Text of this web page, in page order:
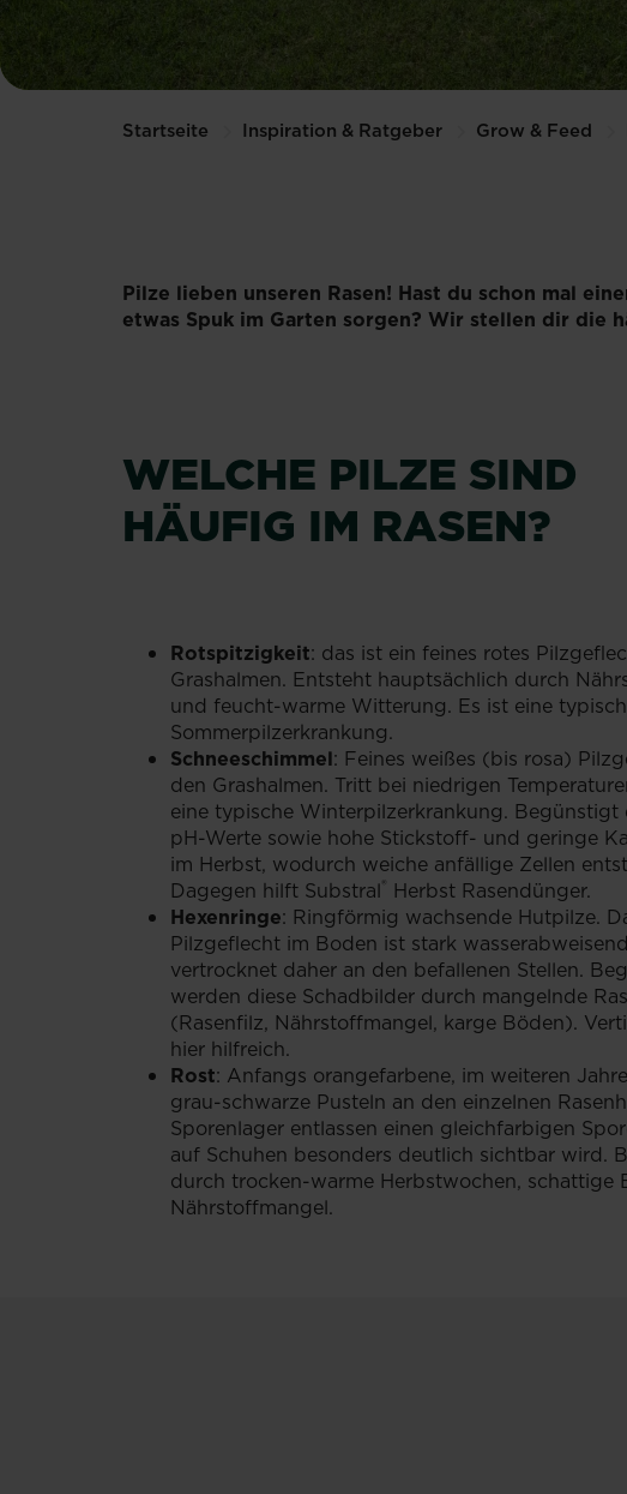
Startseite Inspiration & Ratgeber Grow & Feed
Pilze lieben unseren Rasen! Hast du schon mal
etwas Spuk im Garten sorgen? Wir stellen dir die
WELCHE PILZE SIND
HÄUFIG IM RASEN?
Rotspitzigkeit: das ist ein feines rotes
Grashalmen. Entsteht hauptsächlich durch
und feucht-warme Witterung. Es ist eine
Sommerpilzerkrankung.
Schneeschimmel: Feines weißes (bis rosa)
den Grashalmen. Tritt bei niedrigen
eine typische Winterpilzerkrankung. Begünstigt
pH-Werte sowie hohe Stickstoff- und geringe
im Herbst, wodurch weiche anfällige Zellen
Dagegen hilft Substral® Herbst Rasendünger.
Hexenringe: Ringförmig wachsende Hutpilze.
Pilzgeflecht im Boden ist stark
vertrocknet daher an den befallenen Stellen.
werden diese Schadbilder durch mangelnde
(Rasenfilz, Nährstoffmangel, karge Böden).
hier hilfreich.
Rost: Anfangs orangefarbene, im weiteren
grau-schwarze Pusteln an den einzelnen
Sporenlager entlassen einen gleichfarbigen
auf Schuhen besonders deutlich sichtbar wird.
durch trocken-warme Herbstwochen, schattige
Nährstoffmangel.